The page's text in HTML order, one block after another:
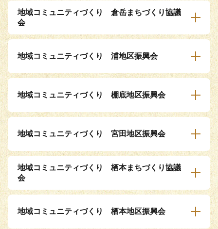
地域コミュニティづくり 倉岳まちづくり協議
会
地域コミュニティづくり 浦地区振興会
地域コミュニティづくり 棚底地区振興会
地域コミュニティづくり 宮田地区振興会
地域コミュニティづくり 栖本まちづくり協議
会
地域コミュニティづくり 栖本地区振興会